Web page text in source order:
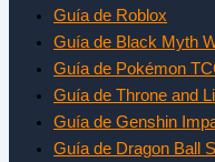
Guía de Roblox
Guía de Black Myth
Guía de Pokémon
Guía de Throne and
Guía de Genshin
Guía de Dragon Ball